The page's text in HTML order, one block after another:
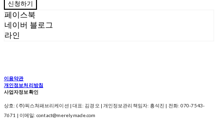
신청하기
페이스북
네이버 블로그
라인
이용약관
개인정보처리방침
사업자정보확인
상호: (주)픽스쳐패브리케이션 | 대표: 김경오 | 개인정보관리책임자: 흥석진 | 전화: 070-7543-
7671 | 이메일: contact@merelymade.com